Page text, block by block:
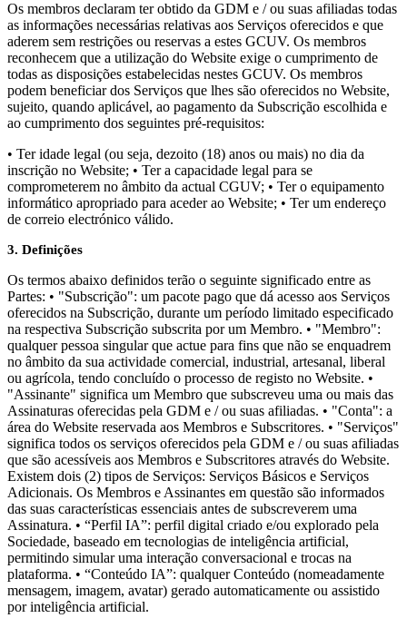
Os membros declaram ter obtido da GDM e / ou suas afiliadas todas
as informações necessárias relativas aos Serviços oferecidos e que
aderem sem restrições ou reservas a estes GCUV. Os membros
reconhecem que a utilização do Website exige o cumprimento de
todas as disposições estabelecidas nestes GCUV. Os membros
podem beneficiar dos Serviços que lhes são oferecidos no Website,
sujeito, quando aplicável, ao pagamento da Subscrição escolhida e
ao cumprimento dos seguintes pré-requisitos:
• Ter idade legal (ou seja, dezoito (18) anos ou mais) no dia da
inscrição no Website; • Ter a capacidade legal para se
comprometerem no âmbito da actual CGUV; • Ter o equipamento
informático apropriado para aceder ao Website; • Ter um endereço
de correio electrónico válido.
3. Definições
Os termos abaixo definidos terão o seguinte significado entre as
Partes: • "Subscrição": um pacote pago que dá acesso aos Serviços
oferecidos na Subscrição, durante um período limitado especificado
na respectiva Subscrição subscrita por um Membro. • "Membro":
qualquer pessoa singular que actue para fins que não se enquadrem
no âmbito da sua actividade comercial, industrial, artesanal, liberal
ou agrícola, tendo concluído o processo de registo no Website. •
"Assinante" significa um Membro que subscreveu uma ou mais das
Assinaturas oferecidas pela GDM e / ou suas afiliadas. • "Conta": a
área do Website reservada aos Membros e Subscritores. • "Serviços"
significa todos os serviços oferecidos pela GDM e / ou suas afiliadas
que são acessíveis aos Membros e Subscritores através do Website.
Existem dois (2) tipos de Serviços: Serviços Básicos e Serviços
Adicionais. Os Membros e Assinantes em questão são informados
das suas características essenciais antes de subscreverem uma
Assinatura. • “Perfil IA”: perfil digital criado e/ou explorado pela
Sociedade, baseado em tecnologias de inteligência artificial,
permitindo simular uma interação conversacional e trocas na
plataforma. • “Conteúdo IA”: qualquer Conteúdo (nomeadamente
mensagem, imagem, avatar) gerado automaticamente ou assistido
por inteligência artificial.